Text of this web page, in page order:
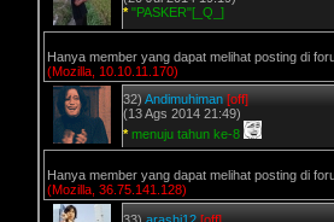
* "PASKER"[_Q_]
Hanya member yang dapat melihat posting di
(Mozilla, 10.10.11.170)
32) Andimuhiman [off]
(13 Ags 2014 21:49)
* menuju tahun ke-8
Hanya member yang dapat melihat posting di
(Mozilla, 36.75.141.128)